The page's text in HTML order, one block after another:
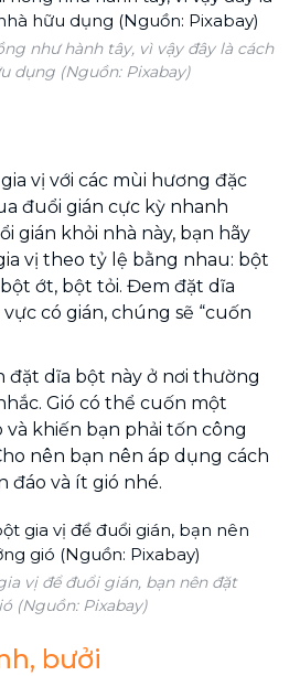
như hành tây, vì vậy đây là cách
dụng (Nguồn: Pixabay)
vị với các mùi hương đặc
đuổi gián cực kỳ nhanh
gián khỏi nhà này, bạn hãy
vị theo tỷ lệ bằng nhau: bột
ớt, bột tỏi. Đem đặt dĩa
có gián, chúng sẽ “cuốn
đặt dĩa bột này ở nơi thường
Gió có thể cuốn một
và khiến bạn phải tốn công
nên bạn nên áp dụng cách
đáo và ít gió nhé.
vị để đuổi gián, bạn nên đặt
(Nguồn: Pixabay)
bưởi